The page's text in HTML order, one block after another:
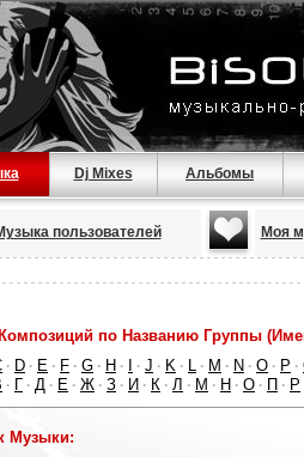
Dj Mixes Альбомы
пользователей Моя
по Названию Группы
· D · E · F · G · H · · J · K · L · M · N · O · P ·
· Г · Д · Е · Ж · З · И · К · Л · М · Н · О · П · Р
Музыки: